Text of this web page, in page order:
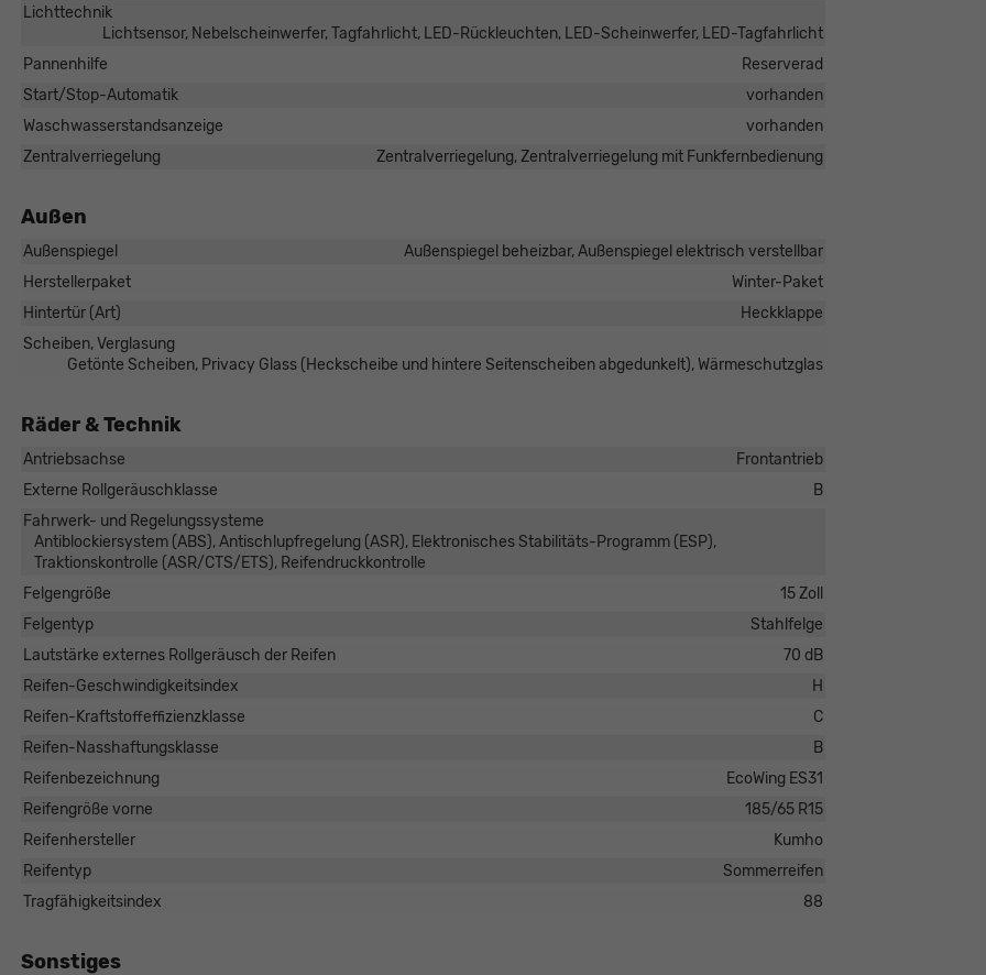
Lichttechnik
Lichtsensor, Nebelscheinwerfer, Tagfahrlicht, LED-Rückleuchten, LED-Scheinwerfer, LED-Tagfahrlicht
Pannenhilfe
Reserverad
Start/Stop-Automatik
vorhanden
Waschwasserstandsanzeige
vorhanden
Zentralverriegelung
Zentralverriegelung, Zentralverriegelung mit Funkfernbedienung
Außen
Außenspiegel
Außenspiegel beheizbar, Außenspiegel elektrisch verstellbar
Herstellerpaket
Winter-Paket
Hintertür (Art)
Heckklappe
Scheiben, Verglasung
Getönte Scheiben, Privacy Glass (Heckscheibe und hintere Seitenscheiben abgedunkelt), Wärmeschutzglas
Räder & Technik
Antriebsachse
Frontantrieb
Externe Rollgeräuschklasse
B
Fahrwerk- und Regelungssysteme
Antiblockiersystem (ABS), Antischlupfregelung (ASR), Elektronisches Stabilitäts-Programm (ESP),
Traktionskontrolle (ASR/CTS/ETS), Reifendruckkontrolle
Felgengröße
15 Zoll
Felgentyp
Stahlfelge
Lautstärke externes Rollgeräusch der Reifen
70 dB
Reifen-Geschwindigkeitsindex
H
Reifen-Kraftstoffeffizienzklasse
C
Reifen-Nasshaftungsklasse
B
Reifenbezeichnung
EcoWing ES31
Reifengröße vorne
185/65 R15
Reifenhersteller
Kumho
Reifentyp
Sommerreifen
Tragfähigkeitsindex
88
Sonstiges